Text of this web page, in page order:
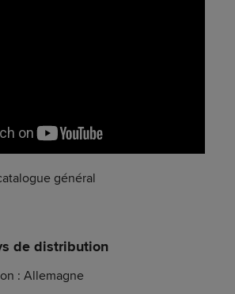
général
de distribution
: Allemagne